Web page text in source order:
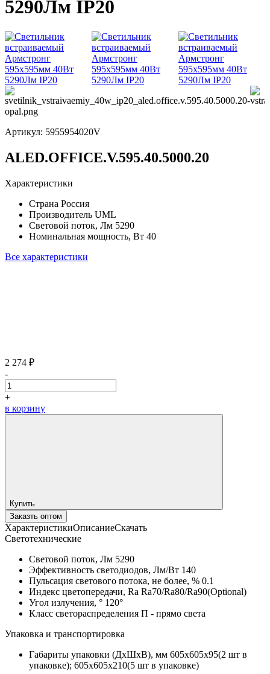
5290Лм IP20
Артикул: 5955954020V
ALED.OFFICE.V.595.40.5000.20
Характеристики
Страна Россия
Производитель UML
Световой поток, Лм 5290
Номинальная мощность, Вт 40
Все характеристики
2 274 ₽
-
+
в корзину
Купить
Заказть оптом
ХарактеристикиОписаниеСкачать
Светотехнические
Световой поток, Лм 5290
Эффективность светодиодов, Лм/Вт 140
Пульсация светового потока, не более, % 0.1
Индекс цветопередачи, Ra Ra70/Ra80/Ra90(Optional)
Угол излучения, ° 120°
Класс светораспределения П - прямо света
Упаковка и транспортировка
Габариты упаковки (ДхШхВ), мм 605х605х95(2 шт в
упаковке); 605х605х210(5 шт в упаковке)